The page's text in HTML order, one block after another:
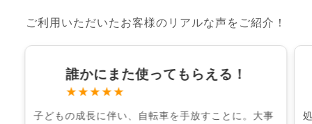
ご利用いただいたお客様のリアルな声をご紹介！
誰かにまた使ってもらえる！
★★★★★
子どもの成長に伴い、自転車を手放すことに。大事